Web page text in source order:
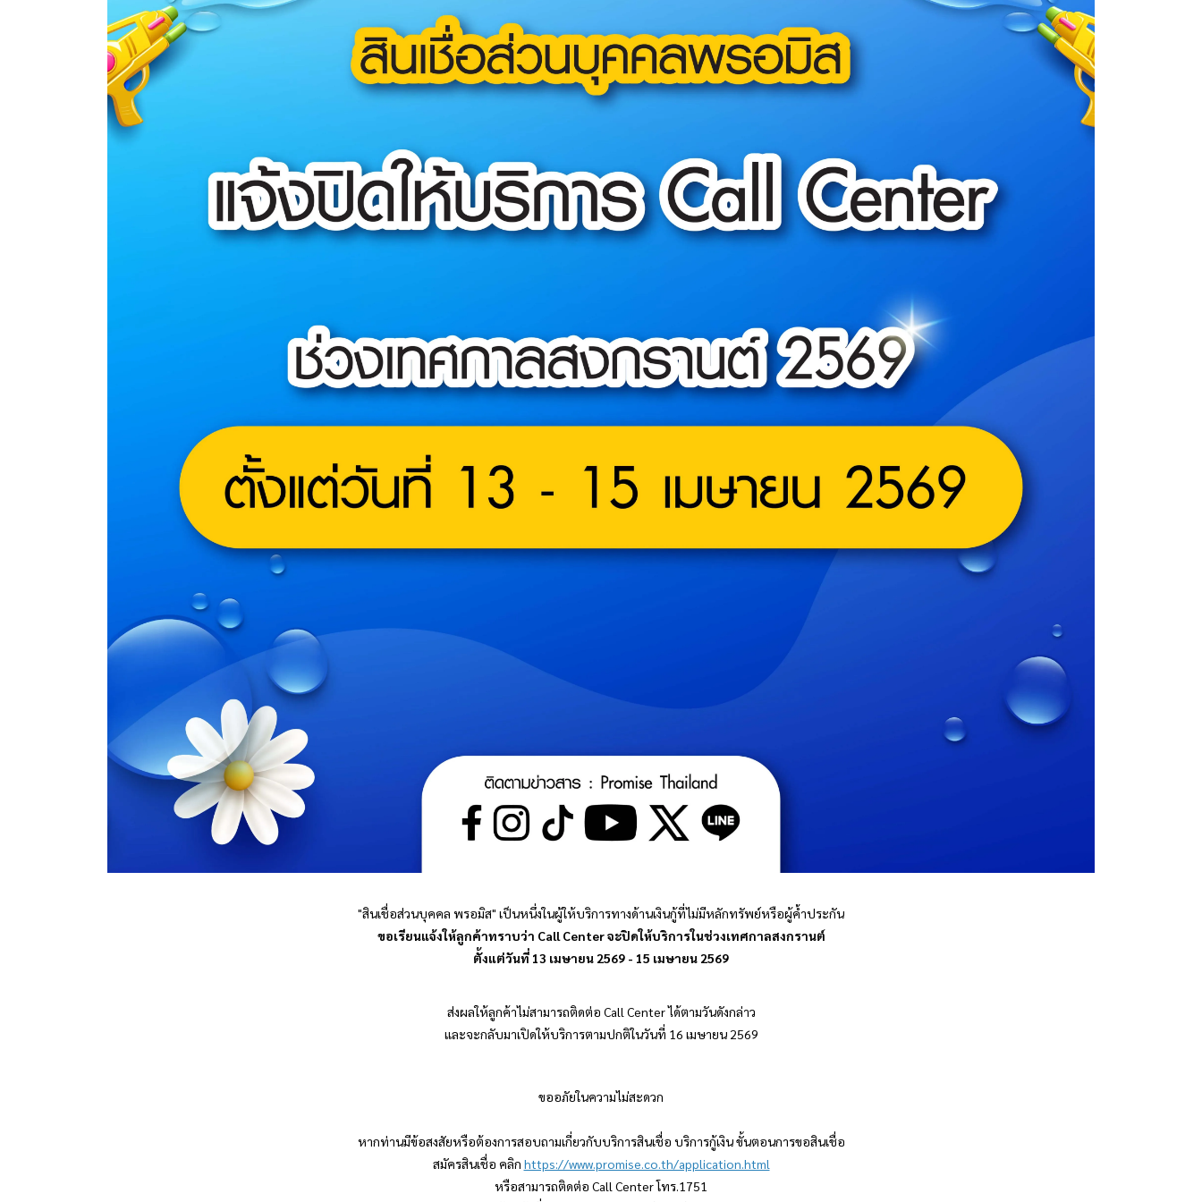
​​"สินเชื่อส่วนบุคคล พรอมิส" เป็นหนึ่งในผู้ให้บริการทางด้านเงินกู้ที่ไม่มีหลักทรัพย์หรือผู้ค้ำประกัน
ขอเรียนแจ้งให้ลูกค้าทราบว่า Call Center จะปิดให้บริการในช่วงเทศกาลสงกรานต์
ตั้งแต่วันที่ 13 เมษายน 2569 - 15 เมษายน 2569
ส่งผลให้ลูกค้าไม่สามารถติดต่อ Call Center ได้ตามวันดังกล่าว
และจะกลับมาเปิดให้บริการตามปกติในวันที่ 16 เมษายน 2569
ขออภัยในความไม่สะดวก
หากท่านมีข้อสงสัยหรือต้องการสอบถามเกี่ยวกับบริการสินเชื่อ บริการกู้เงิน ขั้นตอนการขอสินเชื่อ
สมัครสินเชื่อ คลิก https://www.promise.co.th/application.html
หรือสามารถติดต่อ Call Center โทร.1751